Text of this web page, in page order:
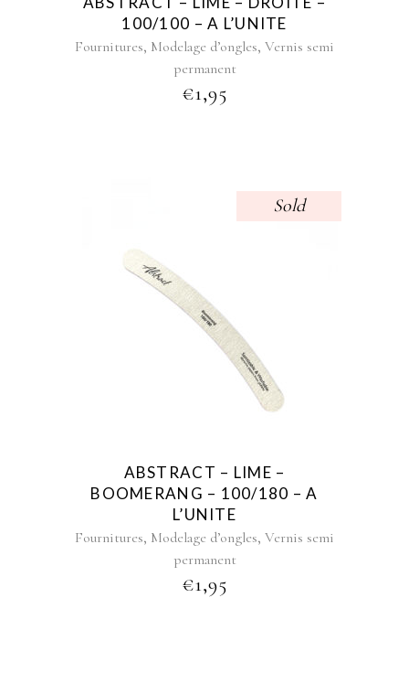
100/100 – A L’UNITE
Fournitures, Modelage d’ongles, Vernis semi
permanent
€1,95
Sold
ABSTRACT – LIME –
BOOMERANG – 100/180 – A
L’UNITE
Fournitures, Modelage d’ongles, Vernis semi
permanent
€1,95